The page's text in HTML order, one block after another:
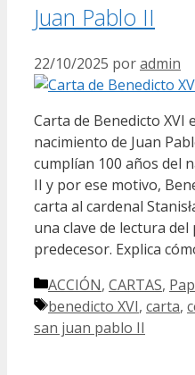
Juan Pablo II
22/10/2025 poradmin
Carta de Benedicto XVI
nacimiento de Juan
cumplían 100 años del
II y por ese motivo,
carta al cardenal
una clave de lectura
predecesor. Explica
Categorías
ACCIÓN, CARTAS,
Etiquetas
benedicto XVI, carta,
san juan pablo II